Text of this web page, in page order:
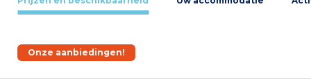
Onze aanbiedingen!